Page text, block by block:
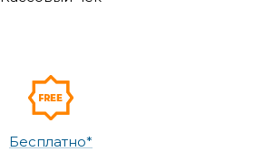
Бесплатно*